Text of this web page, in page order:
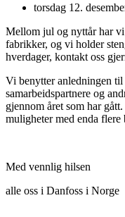
torsdag 12.
Mellom jul og nyttår har
fabrikker, og vi holder
hverdager, kontakt oss
Vi benytter anledningen
samarbeidspartnere og
gjennom året som har
muligheter med enda
Med vennlig hilsen
alle oss i Danfoss i Norge